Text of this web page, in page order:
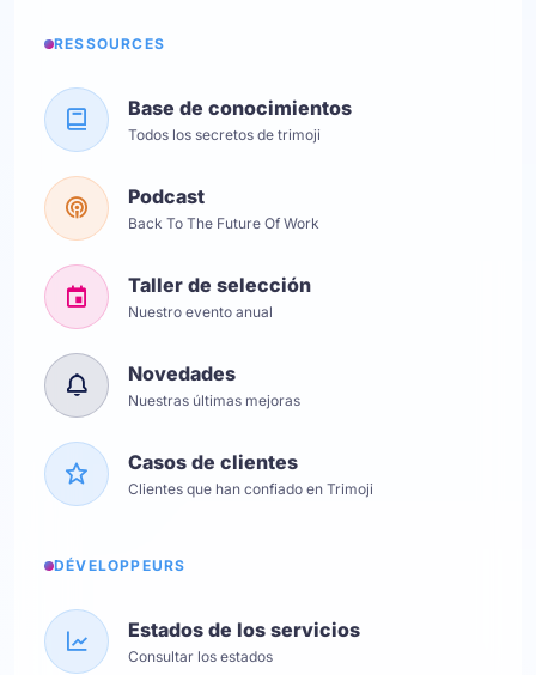
RESSOURCES
Base de conocimientos
Todos los secretos de trimoji
Podcast
Back To The Future Of Work
Taller de selección
Nuestro evento anual
Novedades
Nuestras últimas mejoras
Casos de clientes
Clientes que han confiado en Trimoji
DÉVELOPPEURS
Estados de los servicios
Consultar los estados